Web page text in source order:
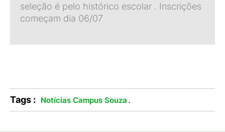
seleção é pelo histórico escolar . Inscrições
começam dia 06/07
Tags : Notícias Campus Souza .